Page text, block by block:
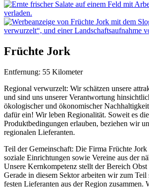
Früchte Jork
Entfernung: 55 Kilometer
Regional verwurzelt: Wir schätzen unsere
und sind uns unserer Verantwortung
ökologischer und ökonomischer
dafür ein! Wir leben Regionalität. Soweit es die
Produktbedingungen erlauben, beziehen wir
regionalen Lieferanten.
Teil der Gemeinschaft: Die Firma Früchte
soziale Einrichtungen sowie Vereine aus der
Unsere Kernkompetenz stellt der Bereich Obst
Gerade in diesem Sektor arbeiten wir zum Teil
festen Lieferanten aus der Region zusammen.